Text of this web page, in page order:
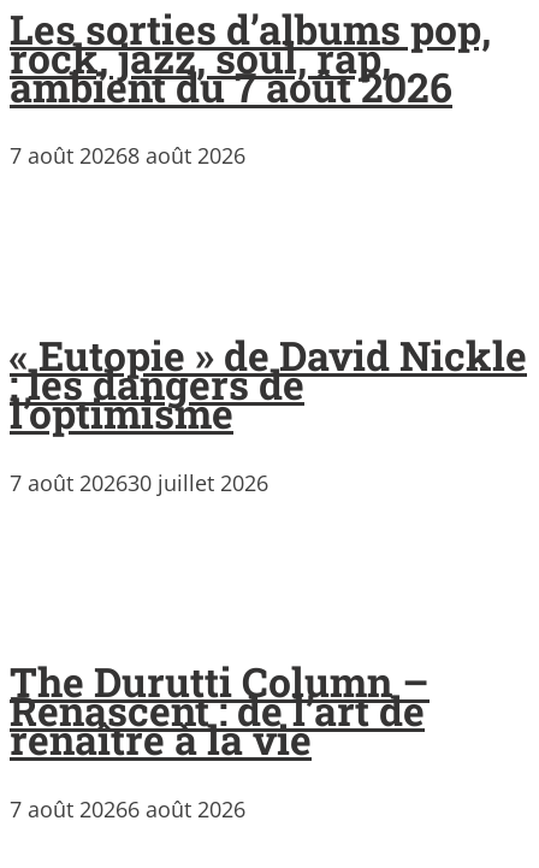
Les sorties d’albums pop,
rock, jazz, soul, rap,
ambient du 7 août 2026
7 août 20268 août 2026
« Eutopie » de David Nickle
: les dangers de
l’optimisme
7 août 202630 juillet 2026
The Durutti Column –
Renascent : de l’art de
renaître à la vie
7 août 20266 août 2026